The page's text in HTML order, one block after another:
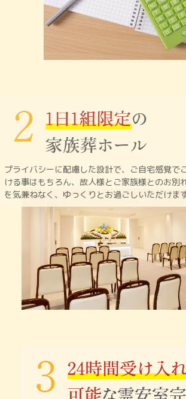
プライバシーに配慮した設計で、ご自宅感
ける事はもちろん、故人様とご家族様との
を気兼ねなく、ゆっくりとお過ごしいただ